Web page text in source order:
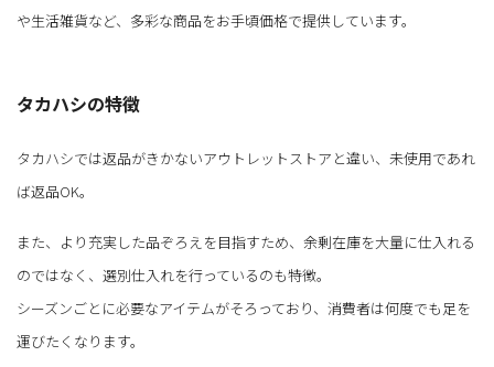
や生活雑貨など、多彩な商品をお手頃価格で提供しています。
タカハシの特徴
タカハシでは返品がきかないアウトレットストアと違い、未使用であれ
ば返品OK。
また、より充実した品ぞろえを目指すため、余剰在庫を大量に仕入れる
のではなく、選別仕入れを行っているのも特徴。
シーズンごとに必要なアイテムがそろっており、消費者は何度でも足を
運びたくなります。